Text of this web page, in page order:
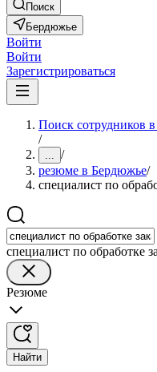
Поиск
Бердюжье
Войти
Войти
Зарегистрироваться
Поиск сотрудников
/
... /
резюме в Бердюжье/
специалист по
специалист по обработке
Резюме
Найти